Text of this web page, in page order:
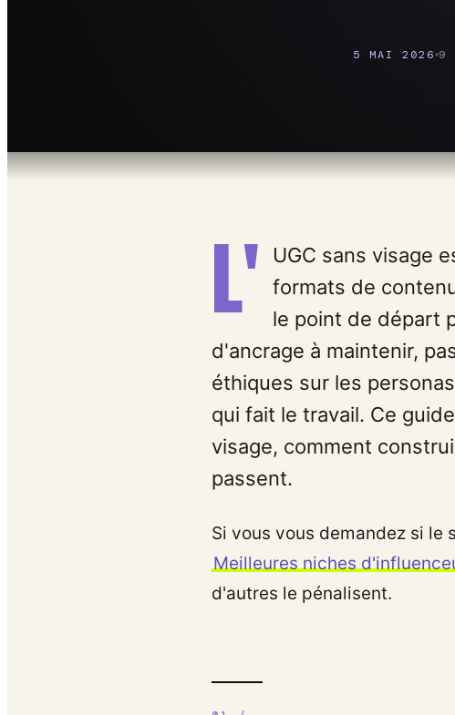
5 MAI 2026 9
L'
UGC sans visage
formats de
le point de départ
d'ancrage à maintenir,
éthiques sur les
qui fait le travail. Ce
visage, comment
passent.
Si vous vous demandez si
Meilleures niches
d'autres le pénalisent.